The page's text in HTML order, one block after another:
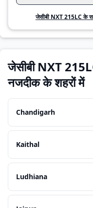
जेसीबी NXT 215LC के
जेसीबी NXT
नजदीक के शहरों में
Chandigarh
Kaithal
Ludhiana